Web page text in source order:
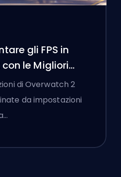
gli FPS in
le Migliori
di Overwatch 2
da impostazioni